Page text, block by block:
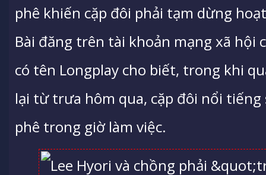
phê khiến cặp đôi phải tạm dừng
Bài đăng trên tài khoản mạng xã hội
có tên Longplay cho biết, trong khi
lại từ trưa hôm qua, cặp đôi nổi tiếng
phê trong giờ làm việc.